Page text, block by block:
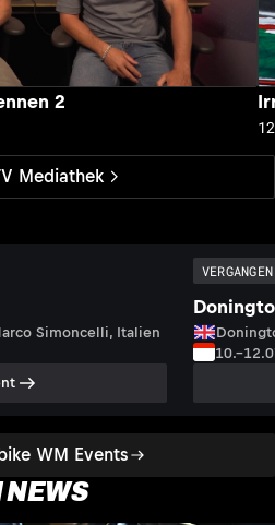
Mediathek
2
WM Events
Simoncelli, Italien
VERGANGEN